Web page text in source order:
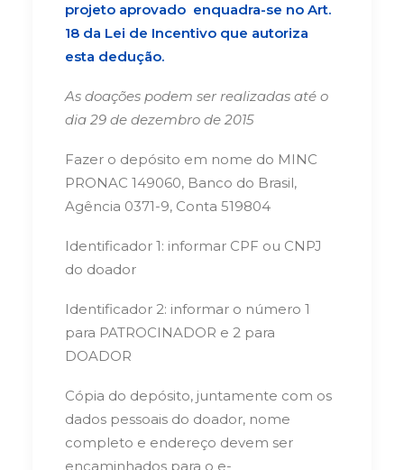
projeto aprovado enquadra-se no Art.
18 da Lei de Incentivo que autoriza
esta dedução.
As doações podem ser realizadas até o
dia 29 de dezembro de 2015
Fazer o depósito em nome do MINC
PRONAC 149060, Banco do Brasil,
Agência 0371-9, Conta 519804
Identificador 1: informar CPF ou CNPJ
do doador
Identificador 2: informar o número 1
para PATROCINADOR e 2 para
DOADOR
Cópia do depósito, juntamente com os
dados pessoais do doador, nome
completo e endereço devem ser
encaminhados para o e-